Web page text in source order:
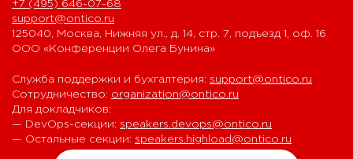
+7 (495) 646-07-68
support@ontico.ru
125040, Москва, Нижняя ул., д. 14, стр. 7, подъезд 1, оф. 16
ООО «Конференции Олега Бунина»
Служба поддержки и бухгалтерия: support@ontico.ru
Сотрудничество: organization@ontico.ru
Для докладчиков:
— DevOps-секции: speakers.devops@ontico.ru
— Остальные секции: speakers.highload@ontico.ru